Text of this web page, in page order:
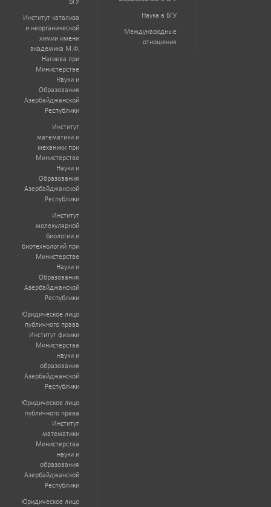
БГУ
Институт катализа
и неорганической
химии имени
академика М.Ф.
Нагиева при
Министерстве
Науки и
Образования
Азербайджанской
Республики
Институт
математики и
механики при
Министерстве
Науки и
Образования
Азербайджанской
Республики
Институт
молекулярной
биологии и
биотехнологий при
Министерстве
Науки и
Образования
Азербайджанской
Республики
Юридическое лицо
публичного права
Институт физики
Министерства
науки и
образования
Азербайджанской
Республики
Юридическое лицо
публичного права
Институт
математики
Министерства
науки и
образования
Азербайджанской
Республики
Юридическое лицо
Наука в БГУ
Международные
отношения